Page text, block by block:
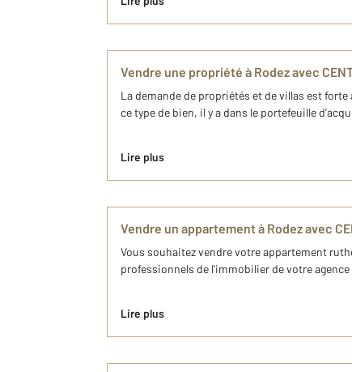
Vendre une propriété à Rodez avec
La demande de propriétés et de villas est
ce type de bien, il y a dans le portefeuille
Lire plus
Vendre un appartement à Rodez avec
Vous souhaitez vendre votre appartement
professionnels de l'immobilier de votre agence
Lire plus